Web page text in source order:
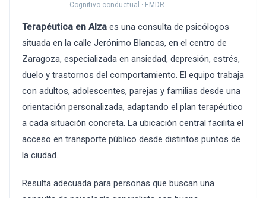
Cognitivo-conductual · EMDR
Terapéutica en Alza es una consulta de psicólogos
situada en la calle Jerónimo Blancas, en el centro de
Zaragoza, especializada en ansiedad, depresión, estrés,
duelo y trastornos del comportamiento. El equipo trabaja
con adultos, adolescentes, parejas y familias desde una
orientación personalizada, adaptando el plan terapéutico
a cada situación concreta. La ubicación central facilita el
acceso en transporte público desde distintos puntos de
la ciudad.
Resulta adecuada para personas que buscan una